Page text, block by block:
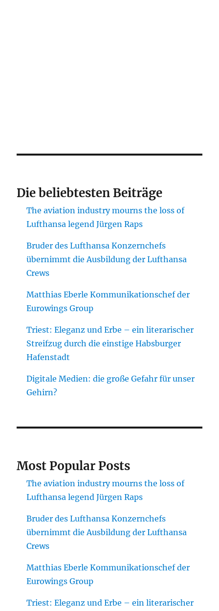
Die beliebtesten Beiträge
The aviation industry mourns the loss of
Lufthansa legend Jürgen Raps
Bruder des Lufthansa Konzernchefs
übernimmt die Ausbildung der Lufthansa
Crews
Matthias Eberle Kommunikationschef der
Eurowings Group
Triest: Eleganz und Erbe – ein literarischer
Streifzug durch die einstige Habsburger
Hafenstadt
Digitale Medien: die große Gefahr für unser
Gehirn?
Most Popular Posts
The aviation industry mourns the loss of
Lufthansa legend Jürgen Raps
Bruder des Lufthansa Konzernchefs
übernimmt die Ausbildung der Lufthansa
Crews
Matthias Eberle Kommunikationschef der
Eurowings Group
Triest: Eleganz und Erbe – ein literarischer